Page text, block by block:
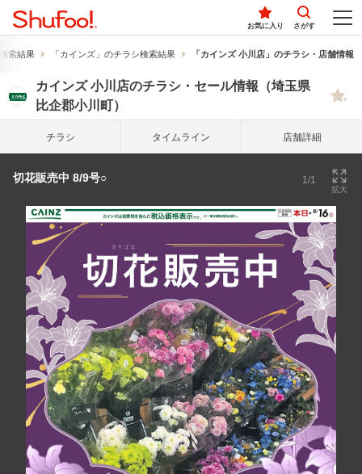
お気に入り さがす
索結果 「カインズ」のチラシ検索結果 「カインズ 小川店」のチラシ・店舗情報
カインズ 小川店のチラシ・セール情報（埼玉県
比企郡小川町）
チラシ タイム ライン 店舗詳細
切花販売中 8/9号○ 1/1
拡大